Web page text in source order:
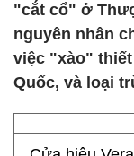
"cắt cổ" ở
nguyên nhân
việc "xào"
Quốc, và loại